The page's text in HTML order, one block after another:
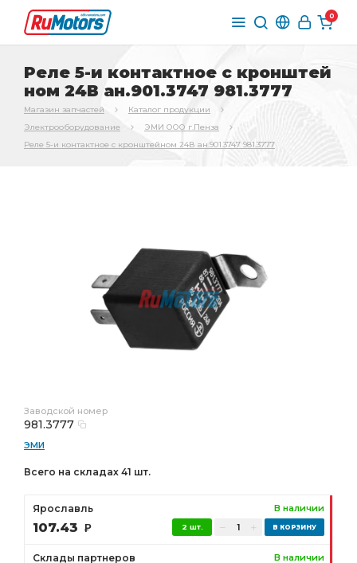
0
Реле 5-и контактное с кронштей
ном 24В ан.901.3747 981.3777
Магазин запчастей
Каталог продукции
Электрооборудование
ЭМИ ООО г.Пенза
Реле 5-и контактное с кронштейном 24В ан.901.3747 981.3777
Заводской номер
981.3777
ЭМИ
Всего на складах 41 шт.
Ярославль В наличии
107.43 Р 2 шт.
Склады партнеров В наличии